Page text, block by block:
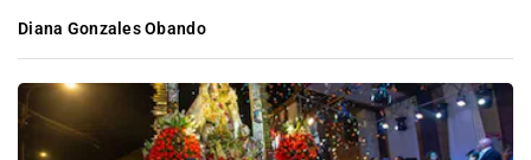
Diana Gonzales Obando